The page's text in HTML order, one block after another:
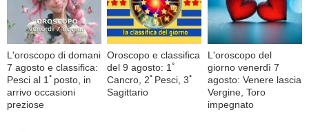
L'oroscopo di domani
7 agosto e classifica:
Pesci al 1ﾟposto, in
arrivo occasioni
preziose
Oroscopo e classifica
del 9 agosto: 1ﾟ
Cancro, 2ﾟPesci, 3ﾟ
Sagittario
L'oroscopo del
giorno venerdì 7
agosto: Venere lascia
Vergine, Toro
impegnato